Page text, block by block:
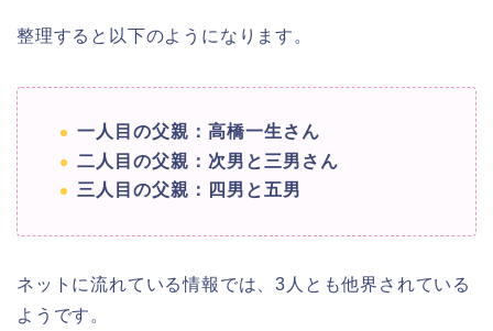
整理すると以下のようになります。
一人目の父親：高橋一生さん
二人目の父親：次男と三男さん
三人目の父親：四男と五男
ネットに流れている情報では、3人とも他界されている
ようです。